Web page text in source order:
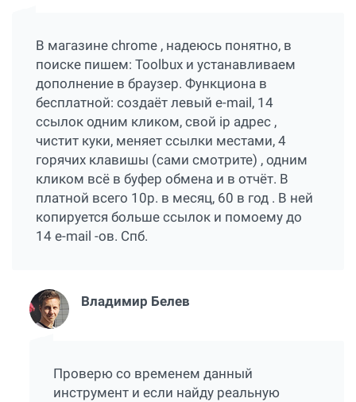
В магазине chrome , надеюсь понятно, в
поиске пишем: Toolbux и устанавливаем
дополнение в браузер. Функциона в
бесплатной: создаёт левый e-mail, 14
ссылок одним кликом, свой ip адрес ,
чистит куки, меняет ссылки местами, 4
горячих клавишы (сами смотрите) , одним
кликом всё в буфер обмена и в отчёт. В
платной всего 10р. в месяц, 60 в год . В ней
копируется больше ссылок и помоему до
14 e-mail -ов. Спб.
Владимир Белев
Проверю со временем данный
инструмент и если найду реальную